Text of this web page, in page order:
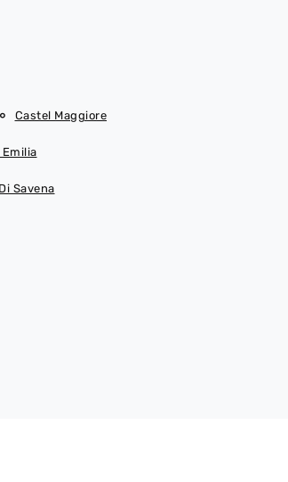
Castel Maggiore
Savena